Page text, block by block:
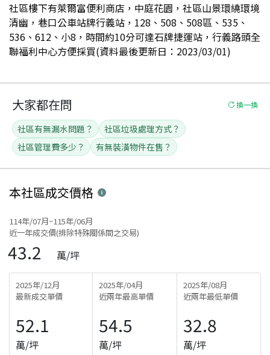
社區樓下有萊爾富便利商店，中庭花園，社區山景環繞環境
清幽，巷口公車站牌行義站，128、508、508區、535、
536、612、小8，時間約10分可達石牌捷運站，行義路頭全
聯福利中心方便採買(資料最後更新日：2023/03/01)
大家都在問 換一換
社區有無漏水問題？
社區垃圾處理方式？
社區管理費多少？
有無裝潢物件在售？
本社區成交價格
114年/07月~115年/06月
近一年成交價(排除特殊關係間之交易)
43.2 萬/坪
2025年/12月
最新成交單價
52.1
萬/坪
2025年/04月
近兩年最高單價
54.5
萬/坪
2025年/08月
近兩年最低單價
32.8
萬/坪